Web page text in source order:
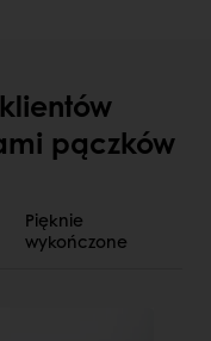
pączków
Pięknie
wykończone